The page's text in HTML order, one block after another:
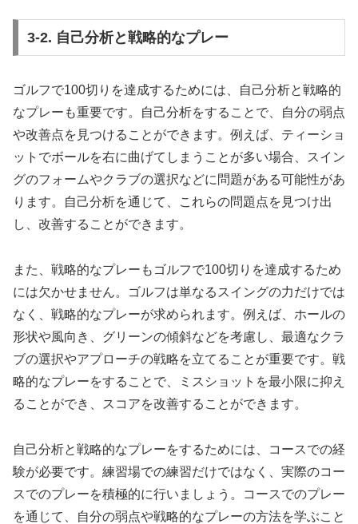
3-2. 自己分析と戦略的なプレー
ゴルフで100切りを達成するためには、自己分析と戦略的
なプレーも重要です。自己分析をすることで、自分の弱点
や改善点を見つけることができます。例えば、ティーショ
ットでボールを右に曲げてしまうことが多い場合、スイン
グのフォームやクラブの選択などに問題がある可能性があ
ります。自己分析を通じて、これらの問題点を見つけ出
し、改善することができます。
また、戦略的なプレーもゴルフで100切りを達成するため
には欠かせません。ゴルフは単なるスイングの力だけでは
なく、戦略的なプレーが求められます。例えば、ホールの
形状や風向き、グリーンの傾斜などを考慮し、最適なクラ
ブの選択やアプローチの戦略を立てることが重要です。戦
略的なプレーをすることで、ミスショットを最小限に抑え
ることができ、スコアを改善することができます。
自己分析と戦略的なプレーをするためには、コースでの経
験が必要です。練習場での練習だけではなく、実際のコー
スでのプレーを積極的に行いましょう。コースでのプレー
を通じて、自分の弱点や戦略的なプレーの方法を学ぶこと